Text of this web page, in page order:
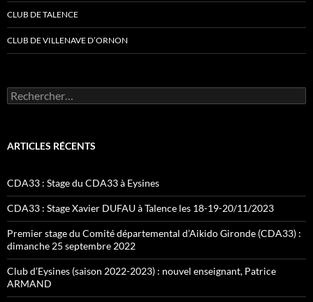
CLUB DE TALENCE
CLUB DE VILLENAVE D’ORNON
Rechercher :
ARTICLES RÉCENTS
CDA33 : Stage du CDA33 à Eysines
CDA33 : Stage Xavier DUFAU à Talence les 18-19-20/11/2023
Premier stage du Comité départemental d’Aikido Gironde (CDA33) :
dimanche 25 septembre 2022
Club d’Eysines (saison 2022-2023) : nouvel enseignant, Patrice
ARMAND